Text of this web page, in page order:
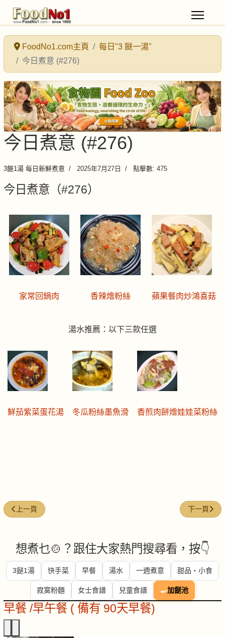
FoodNo1.com主頁
每日"3 餸一湯"
今日煮意 (#276)
今日煮意 (#276)
3餸1湯 每日新鮮煮意 2025年7月27日 點擊數: 475
今日煮意（#276）
家常回鍋肉 香辣燴粉絲 蘋果餐肉炒鴻喜菇
湯水推薦：以下三款任選
鮮茄紫菜蛋花湯 冬瓜粉絲墨魚滑 香煎肉餅燴娃娃菜粉絲
上一篇文章: 今日煮意 (#275)
上一頁 下一篇文
下一頁
想煮乜🍲？跟住大家熱門搜尋看，按👇
3餸1湯 快手菜 早餐 湯水 一週煮意 甜品・小食
寂寞粉麵 女士食譜 兒童食譜 🍳加餸池
早餐 /早午餐 ( 備有 90天早餐)